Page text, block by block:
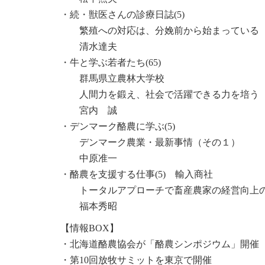
・続・獣医さんの診療日誌(5)
繁殖への対応は、分娩前から始まっている
清水達夫
・牛と学ぶ若者たち(65)
群馬県立農林大学校
人間力を鍛え、社会で活躍できる力を培う
宮内 誠
・デンマーク酪農に学ぶ(5)
デンマーク農業・最新事情（その１）
中原准一
・酪農を支援する仕事(5) 輸入商社
トータルアプローチで畜産農家の経営向上
福本秀昭
【情報BOX】
・北海道酪農協会が「酪農シンポジウム」開催
・第10回放牧サミットを東京で開催